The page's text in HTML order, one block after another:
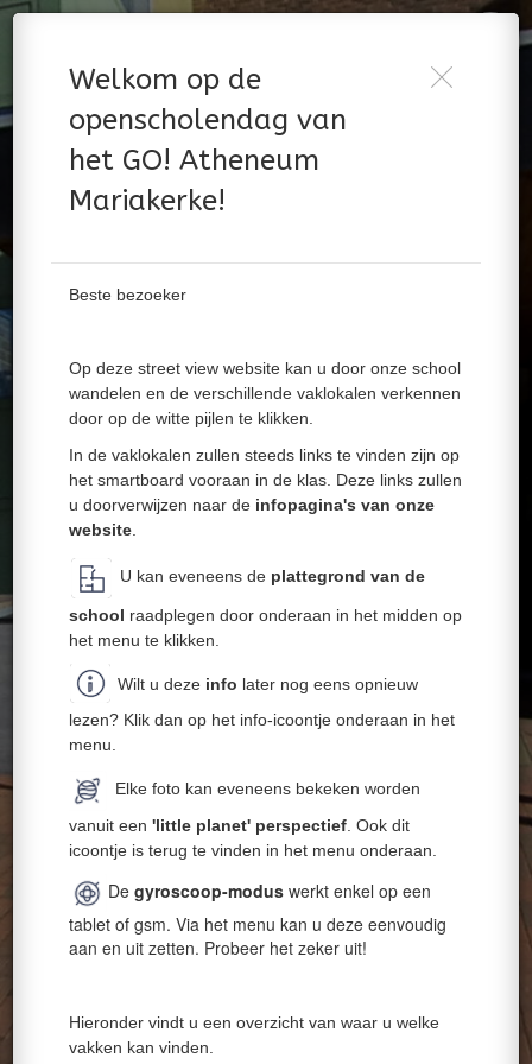
Welkom op de
openscholendag van
het GO! Atheneum
Mariakerke!
Beste bezoeker
Op deze street view website kan u door onze school
wandelen en de verschillende vaklokalen verkennen
door op de witte pijlen te klikken.
In de vaklokalen zullen steeds links te vinden zijn op
het smartboard vooraan in de klas. Deze links zullen
u doorverwijzen naar de infopagina's van onze
website
U kan eveneens de plattegrond van de
school raadplegen door onderaan in het midden op
het menu te klikken.
Wilt u deze info later nog eens opnieuw
lezen? Klik dan op het info-icoontje onderaan in het
menu.
Elke foto kan eveneens bekeken worden
vanuit een 'little planet' perspectief . Ook dit
icoontje is terug te vinden in het menu onderaan.
De gyroscoop-modus werkt enkel op een
tablet of gsm. Via het menu kan u deze eenvoudig
aan en uit zetten. Probeer het zeker uit!
Hieronder vindt u een overzicht van waar u welke
vakken kan vinden.
Do you want to allow Gyroscope on this
device?
Cancel
Allow
Welkom op de openscholendag van het GO! Atheneum Mariakerke!
Powered by Lapentor - the best Virtual Tour Software